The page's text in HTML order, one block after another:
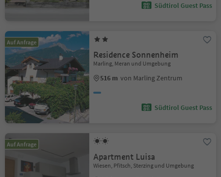
Südtirol Guest Pass
Auf Anfrage
Residence Sonnenheim
Marling, Meran und Umgebung
516 m von Marling Zentrum
Südtirol Guest Pass
Auf Anfrage
Apartment Luisa
Wiesen, Pfitsch, Sterzing und Umgebung